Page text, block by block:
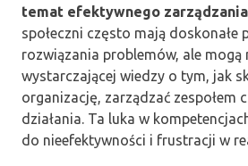
temat efektywnego zarządzania
społeczni często mają doskonałe
rozwiązania problemów, ale mogą
wystarczającej wiedzy o tym, jak
organizację, zarządzać zespołem
działania. Ta luka w
do nieefektywności i frustracji w